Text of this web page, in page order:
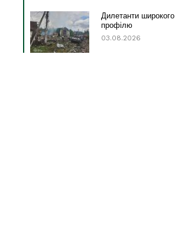
Дилетанти широкого
профілю
03.08.2026